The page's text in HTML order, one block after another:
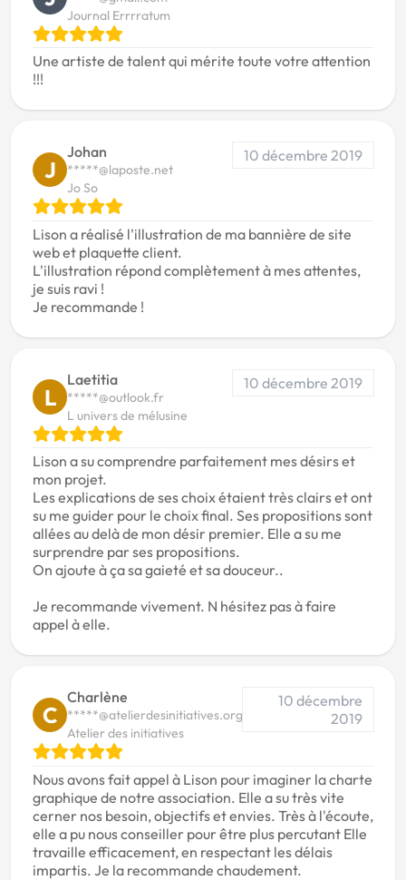
Journal Errrratum
Une artiste de talent qui mérite toute votre attention
!!!
J
Johan
*****@laposte.net
Jo So
10 décembre 2019
Lison a réalisé l'illustration de ma bannière de site
web et plaquette client.
L'illustration répond complètement à mes attentes,
je suis ravi !
Je recommande !
L
Laetitia
*****@outlook.fr
L univers de mélusine
10 décembre 2019
Lison a su comprendre parfaitement mes désirs et
mon projet.
Les explications de ses choix étaient très clairs et ont
su me guider pour le choix final. Ses propositions sont
allées au delà de mon désir premier. Elle a su me
surprendre par ses propositions.
On ajoute à ça sa gaieté et sa douceur..
Je recommande vivement. N hésitez pas à faire
appel à elle.
C
Charlène
*****@atelierdesinitiatives.org
Atelier des initiatives
10 décembre
2019
Nous avons fait appel à Lison pour imaginer la charte
graphique de notre association. Elle a su très vite
cerner nos besoin, objectifs et envies. Très à l'écoute,
elle a pu nous conseiller pour être plus percutant Elle
travaille efficacement, en respectant les délais
impartis. Je la recommande chaudement.